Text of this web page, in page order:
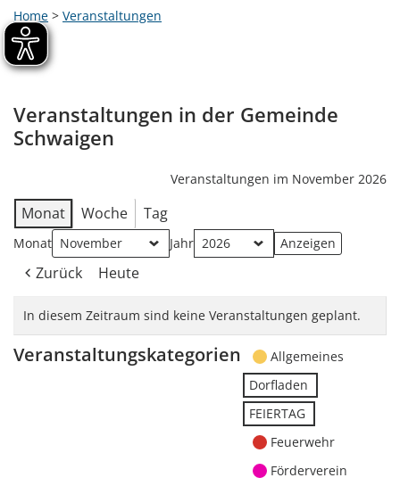
Home > Veranstaltungen
Veranstaltungen in der Gemeinde
Schwaigen
Veranstaltungen im November 2026
Monat Woche Tag
Monat Jahr
Zurück Heute
In diesem Zeitraum sind keine Veranstaltungen geplant.
Veranstaltungskategorien
Allgemeines
Dorfladen
FEIERTAG
Feuerwehr
Förderverein